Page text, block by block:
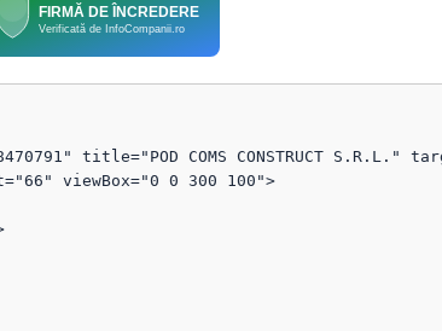
FIRMĂ DE ÎNCREDERE
Verificată de InfoCompanii.ro
title="POD COMS CONSTRUCT S.R.L."
viewBox="0 0 300 100">